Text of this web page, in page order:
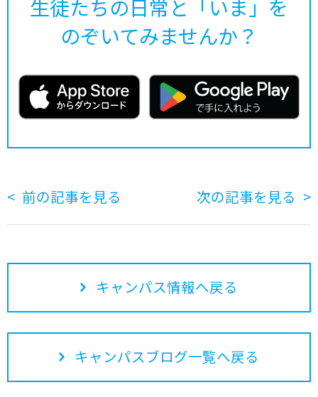
生徒たちの日常と「いま」を
のぞいてみませんか？
前の記事を見る 次の記事を見る
キャンパス情報へ戻る
キャンパスブログ一覧へ戻る